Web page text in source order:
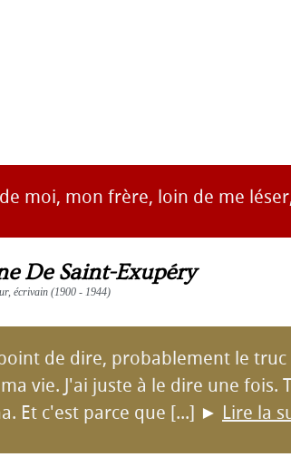
moi, mon frère, loin de me
De Saint-Exupéry
écrivain (1900 - 1944)
de dire, probablement le
vie. J'ai juste à le dire une fois.
Et c'est parce que [...] ► Lire la